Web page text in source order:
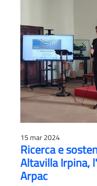
15 mar 2024
Ricerca e
Altavilla Irpina,
Arpac